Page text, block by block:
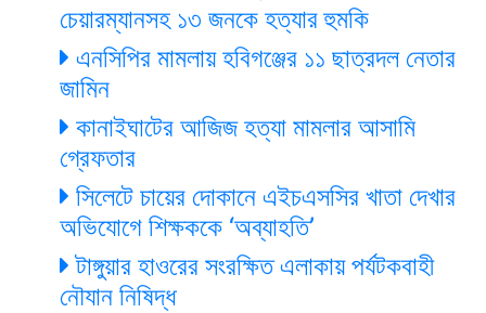
চেয়ারম্যানসহ ১৩ জনকে হত্যার হুমকি
এনসিপির মামলায় হবিগঞ্জের ১১ ছাত্রদল নেতার
জামিন
কানাইঘাটের আজিজ হত্যা মামলার আসামি
গ্রেফতার
সিলেটে চায়ের দোকানে এইচএসসির খাতা দেখার
অভিযোগে শিক্ষককে ‘অব্যাহতি’
টাঙ্গুয়ার হাওরের সংরক্ষিত এলাকায় পর্যটকবাহী
নৌযান নিষিদ্ধ